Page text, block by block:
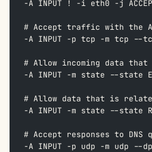
-A INPUT ! -i eth0 -j
# Accept traffic with the
-A INPUT -p tcp -m tcp --
# Allow incoming data
-A INPUT -m state --state
# Allow data that is
-A INPUT -m state --state
# Accept responses to DNS
-A INPUT -p udp -m udp --